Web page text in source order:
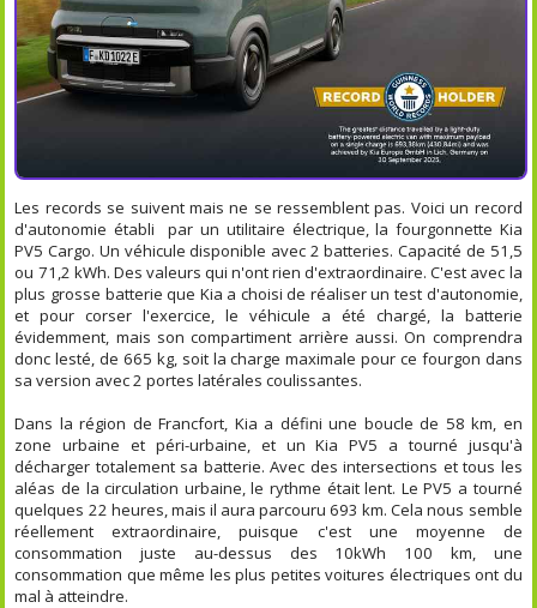
Les records se suivent mais ne se ressemblent pas. Voici un record
d'autonomie établi par un utilitaire électrique, la fourgonnette Kia
PV5 Cargo. Un véhicule disponible avec 2 batteries. Capacité de 51,5
ou 71,2 kWh. Des valeurs qui n'ont rien d'extraordinaire. C'est avec la
plus grosse batterie que Kia a choisi de réaliser un test d'autonomie,
et pour corser l'exercice, le véhicule a été chargé, la batterie
évidemment, mais son compartiment arrière aussi. On comprendra
donc lesté, de 665 kg, soit la charge maximale pour ce fourgon dans
sa version avec 2 portes latérales coulissantes.
Dans la région de Francfort, Kia a défini une boucle de 58 km, en
zone urbaine et péri-urbaine, et un Kia PV5 a tourné jusqu'à
décharger totalement sa batterie. Avec des intersections et tous les
aléas de la circulation urbaine, le rythme était lent. Le PV5 a tourné
quelques 22 heures, mais il aura parcouru 693 km. Cela nous semble
réellement extraordinaire, puisque c'est une moyenne de
consommation juste au-dessus des 10kWh 100 km, une
consommation que même les plus petites voitures électriques ont du
mal à atteindre.